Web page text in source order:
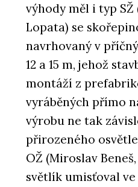
výhody měl i typ SŽ
Lopata) se
navrhovaný v
12 a 15 m, jehož
montáží z
vyráběných přímo
výrobu ne tak
přirozeného
OŽ (Miroslav
světlík umisťoval